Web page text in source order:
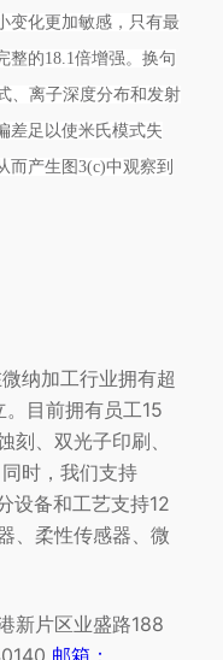
变化更加敏感，只有最
整的18.1倍增强。换句
、离子深度分布和发射
差足以使米氏模式失
而产生图3(c)中观察到
纳加工行业拥有超
目前拥有员工15
刻、双光子印刷、
时，我们支持
设备和工艺支持12
、柔性传感器、微
新片区业盛路188